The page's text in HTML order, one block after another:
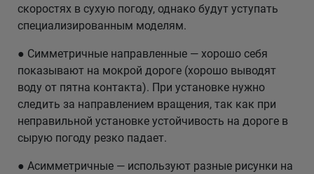
скоростях в сухую погоду, однако будут уступать
специализированным моделям.
● Симметричные направленные — хорошо себя
показывают на мокрой дороге (хорошо выводят
воду от пятна контакта). При установке нужно
следить за направлением вращения, так как при
неправильной установке устойчивость на дороге в
сырую погоду резко падает.
● Асимметричные — используют разные рисунки на